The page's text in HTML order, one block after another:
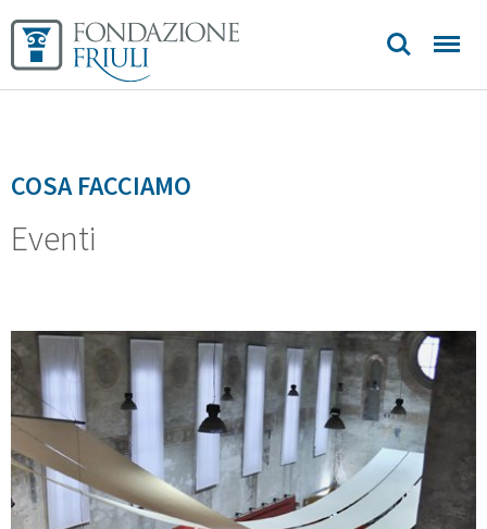
COSA FACCIAMO
Eventi